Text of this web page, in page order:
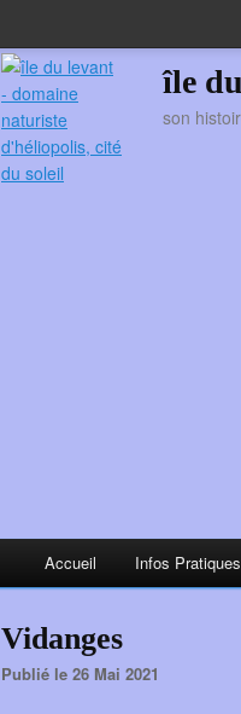
île
son
Accueil Infos Pratiques
Vidanges
Publié le 26 Mai 2021